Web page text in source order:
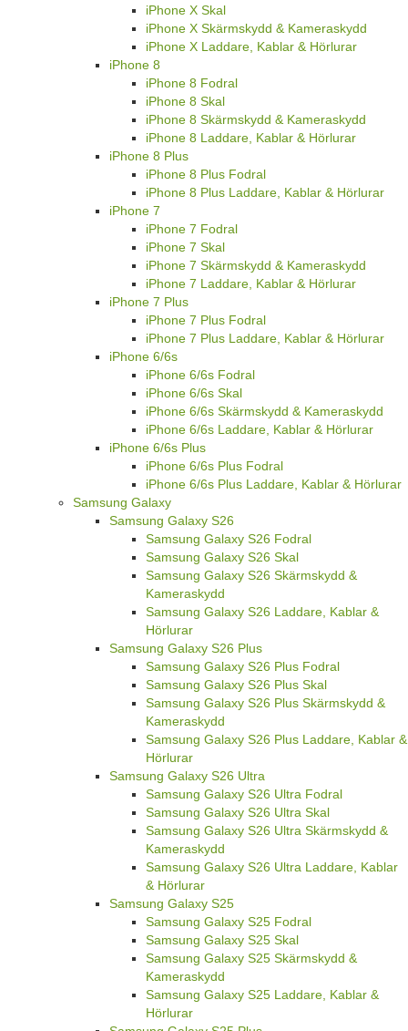
iPhone X Skal
iPhone X Skärmskydd & Kameraskydd
iPhone X Laddare, Kablar & Hörlurar
iPhone 8
iPhone 8 Fodral
iPhone 8 Skal
iPhone 8 Skärmskydd & Kameraskydd
iPhone 8 Laddare, Kablar & Hörlurar
iPhone 8 Plus
iPhone 8 Plus Fodral
iPhone 8 Plus Laddare, Kablar & Hörlurar
iPhone 7
iPhone 7 Fodral
iPhone 7 Skal
iPhone 7 Skärmskydd & Kameraskydd
iPhone 7 Laddare, Kablar & Hörlurar
iPhone 7 Plus
iPhone 7 Plus Fodral
iPhone 7 Plus Laddare, Kablar & Hörlurar
iPhone 6/6s
iPhone 6/6s Fodral
iPhone 6/6s Skal
iPhone 6/6s Skärmskydd & Kameraskydd
iPhone 6/6s Laddare, Kablar & Hörlurar
iPhone 6/6s Plus
iPhone 6/6s Plus Fodral
iPhone 6/6s Plus Laddare, Kablar & Hörlurar
Samsung Galaxy
Samsung Galaxy S26
Samsung Galaxy S26 Fodral
Samsung Galaxy S26 Skal
Samsung Galaxy S26 Skärmskydd &
Kameraskydd
Samsung Galaxy S26 Laddare, Kablar &
Hörlurar
Samsung Galaxy S26 Plus
Samsung Galaxy S26 Plus Fodral
Samsung Galaxy S26 Plus Skal
Samsung Galaxy S26 Plus Skärmskydd &
Kameraskydd
Samsung Galaxy S26 Plus Laddare, Kablar &
Hörlurar
Samsung Galaxy S26 Ultra
Samsung Galaxy S26 Ultra Fodral
Samsung Galaxy S26 Ultra Skal
Samsung Galaxy S26 Ultra Skärmskydd &
Kameraskydd
Samsung Galaxy S26 Ultra Laddare, Kablar
& Hörlurar
Samsung Galaxy S25
Samsung Galaxy S25 Fodral
Samsung Galaxy S25 Skal
Samsung Galaxy S25 Skärmskydd &
Kameraskydd
Samsung Galaxy S25 Laddare, Kablar &
Hörlurar